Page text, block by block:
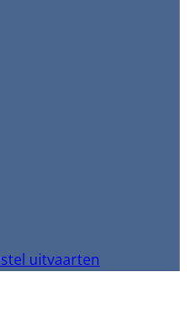
uitvaarten